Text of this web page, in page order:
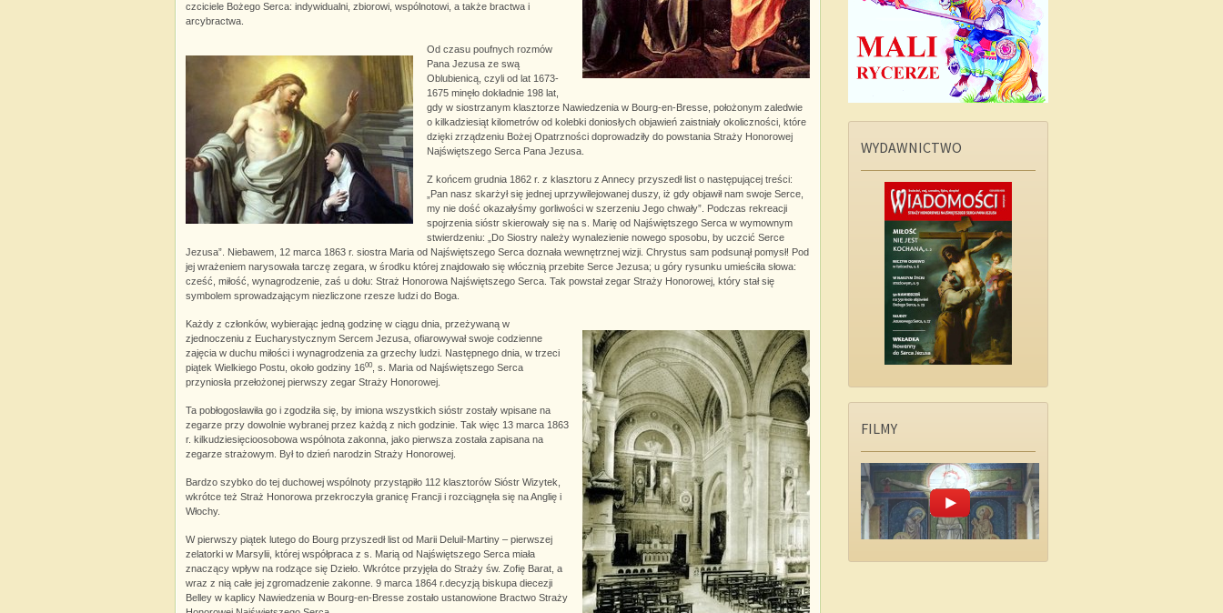
czciciele Bożego Serca: indywidualni, zbiorowi, wspólnotowi, a także bractwa i
arcybractwa.
Od czasu poufnych rozmów
Pana Jezusa ze swą
Oblubienicą, czyli od lat 1673-
1675 minęło dokładnie 198 lat,
gdy w siostrzanym klasztorze Nawiedzenia w Bourg-en-Bresse, położonym zaledwie
o kilkadziesiąt kilometrów od kolebki doniosłych objawień zaistniały okoliczności, które
dzięki zrządzeniu Bożej Opatrzności doprowadziły do powstania Straży Honorowej
Najświętszego Serca Pana Jezusa.
Z końcem grudnia 1862 r. z klasztoru z Annecy przyszedł list o następującej treści:
„Pan nasz skarżył się jednej uprzywilejowanej duszy, iż gdy objawił nam swoje Serce,
my nie dość okazałyśmy gorliwości w szerzeniu Jego chwały”. Podczas rekreacji
spojrzenia sióstr skierowały się na s. Marię od Najświętszego Serca w wymownym
stwierdzeniu: „Do Siostry należy wynalezienie nowego sposobu, by uczcić Serce
Jezusa”. Niebawem, 12 marca 1863 r. siostra Maria od Najświętszego Serca doznała wewnętrznej wizji. Chrystus sam podsunął pomysł! Pod
jej wrażeniem narysowała tarczę zegara, w środku której znajdowało się włócznią przebite Serce Jezusa; u góry rysunku umieściła słowa:
cześć, miłość, wynagrodzenie, zaś u dołu: Straż Honorowa Najświętszego Serca. Tak powstał zegar Straży Honorowej, który stał się
symbolem sprowadzającym niezliczone rzesze ludzi do Boga.
Każdy z członków, wybierając jedną godzinę w ciągu dnia, przeżywaną w
zjednoczeniu z Eucharystycznym Sercem Jezusa, ofiarowywał swoje codzienne
zajęcia w duchu miłości i wynagrodzenia za grzechy ludzi. Następnego dnia, w trzeci
piątek Wielkiego Postu, około godziny 1600
, s. Maria od Najświętszego Serca
przyniosła przełożonej pierwszy zegar Straży Honorowej.
Ta pobłogosławiła go i zgodziła się, by imiona wszystkich sióstr zostały wpisane na
zegarze przy dowolnie wybranej przez każdą z nich godzinie. Tak więc 13 marca 1863
r. kilkudziesięcioosobowa wspólnota zakonna, jako pierwsza została zapisana na
zegarze strażowym. Był to dzień narodzin Straży Honorowej.
Bardzo szybko do tej duchowej wspólnoty przystąpiło 112 klasztorów Sióstr Wizytek,
wkrótce też Straż Honorowa przekroczyła granicę Francji i rozciągnęła się na Anglię i
Włochy.
W pierwszy piątek lutego do Bourg przyszedł list od Marii Deluil-Martiny – pierwszej
zelatorki w Marsylii, której współpraca z s. Marią od Najświętszego Serca miała
znaczący wpływ na rodzące się Dzieło. Wkrótce przyjęła do Straży św. Zofię Barat, a
wraz z nią całe jej zgromadzenie zakonne. 9 marca 1864 r.decyzją biskupa diecezji
Belley w kaplicy Nawiedzenia w Bourg-en-Bresse zostało ustanowione Bractwo Straży
WYDAWNICTWO
FILMY